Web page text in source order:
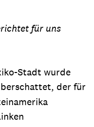
für uns
Stadt wurde
der für